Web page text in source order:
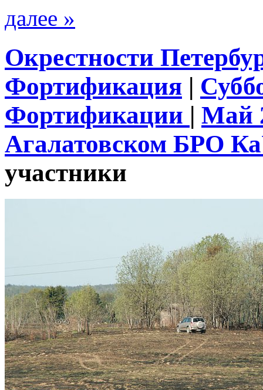
далее »
Окрестности
Фортификация |
Фортификации | Май
Агалатовском БРО
участники